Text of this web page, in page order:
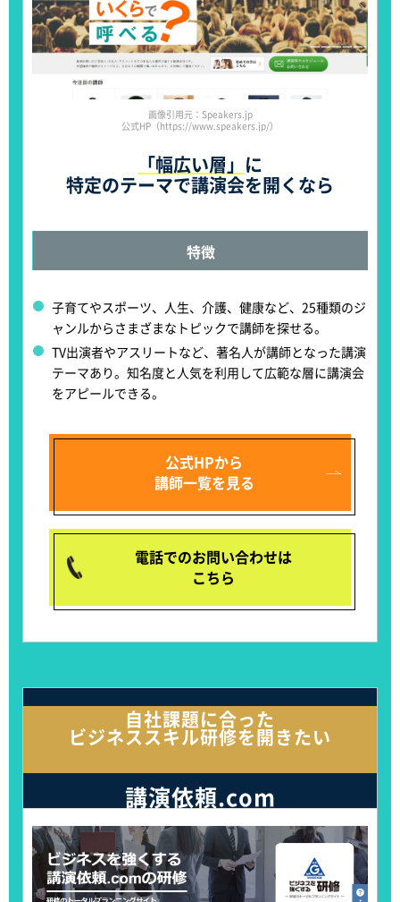
画像引用元：Speakers.jp
公式HP（https://www.speakers.jp/）
「幅広い層」 に
特定のテーマで講演会を開くなら
特徴
子育てやスポーツ、人生、介護、健康など、 25種類のジ
ャンルからさまざまなトピックで講師を探せる。
TV出演者やアスリートなど、著名人が講師となった講演
テーマあり。 知名度と人気を利用して広範な層に講演会
をアピールできる。
公式HPから
講師一覧を見る
電話でのお問い合わせは
こちら
自社課題に合った
ビジネススキル研修を開きたい
講演依頼.com